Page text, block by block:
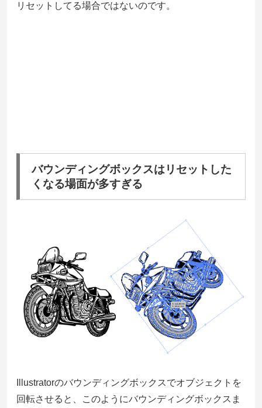
リセットしてる場合ではないのです。
バウンディングボックスはリセットした
くなる場面が多すぎる
Illustratorのバウンディングボックスでオブジェクトを
回転させると、このようにバウンディングボックスま